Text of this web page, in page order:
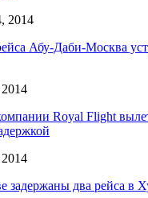
2014
Абу-Даби-Москва
Royal Flight
задержаны два рейса в